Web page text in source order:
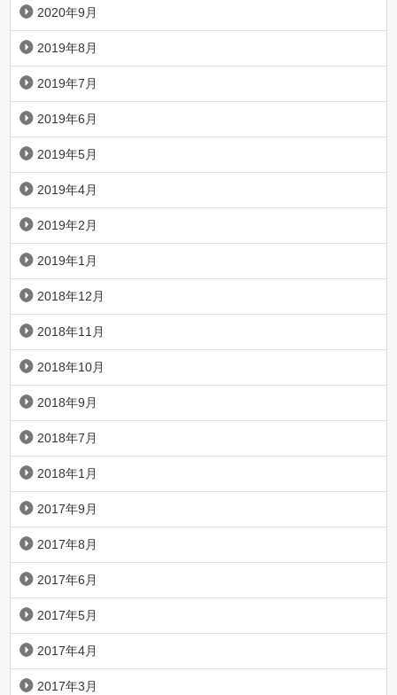
2020年9月
2019年8月
2019年7月
2019年6月
2019年5月
2019年4月
2019年2月
2019年1月
2018年12月
2018年11月
2018年10月
2018年9月
2018年7月
2018年1月
2017年9月
2017年8月
2017年6月
2017年5月
2017年4月
2017年3月